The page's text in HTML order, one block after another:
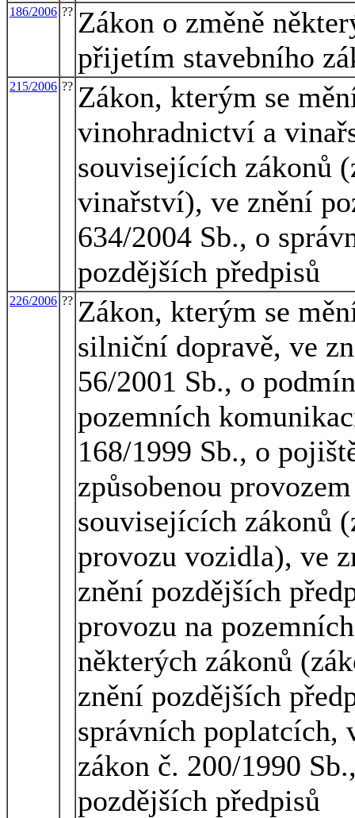
186/2006 ?? Zákon o změně
přijetím stavebního
215/2006 ?? Zákon, kterým se
vinohradnictví a
souvisejících zákonů
vinařství), ve znění
634/2004 Sb., o
pozdějších předpisů
226/2006 ?? Zákon, kterým se
silniční dopravě, ve
56/2001 Sb., o
pozemních
168/1999 Sb., o
způsobenou
souvisejících zákonů
provozu vozidla), ve
znění pozdějších
provozu na
některých zákonů
znění pozdějších
správních poplatcích,
zákon č. 200/1990
pozdějších předpisů